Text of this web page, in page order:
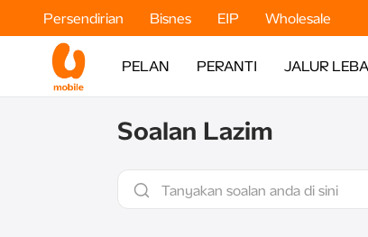
Persendirian Bisnes EIP Wholesale
PELAN PERANTI JALUR
Soalan Lazim